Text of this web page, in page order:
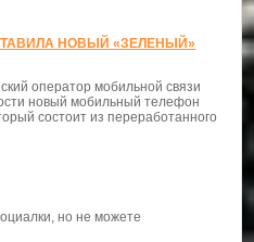
НОВЫЙ «ЗЕЛЕНЫЙ»
оператор мобильной связи
новый мобильный телефон
состоит из переработанного
но не можете